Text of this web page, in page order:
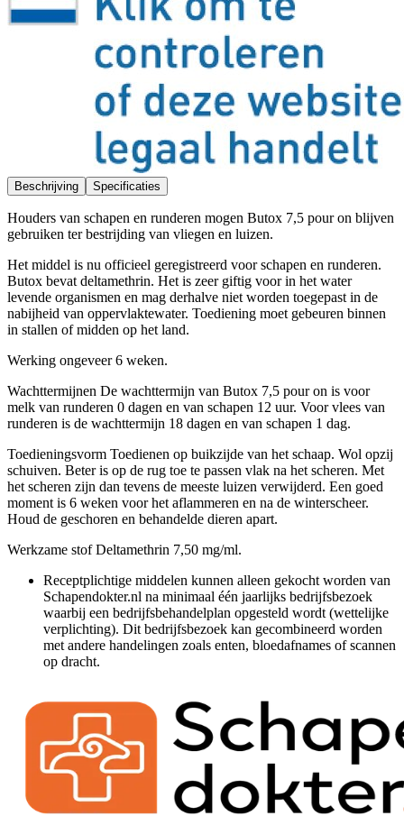
Beschrijving Specificaties
Houders van schapen en runderen mogen Butox 7,5 pour on blijven
gebruiken ter bestrijding van vliegen en luizen.
Het middel is nu officieel geregistreerd voor schapen en runderen.
Butox bevat deltamethrin. Het is zeer giftig voor in het water
levende organismen en mag derhalve niet worden toegepast in de
nabijheid van oppervlaktewater. Toediening moet gebeuren binnen
in stallen of midden op het land.
Werking ongeveer 6 weken.
Wachttermijnen De wachttermijn van Butox 7,5 pour on is voor
melk van runderen 0 dagen en van schapen 12 uur. Voor vlees van
runderen is de wachttermijn 18 dagen en van schapen 1 dag.
Toedieningsvorm Toedienen op buikzijde van het schaap. Wol opzij
schuiven. Beter is op de rug toe te passen vlak na het scheren. Met
het scheren zijn dan tevens de meeste luizen verwijderd. Een goed
moment is 6 weken voor het aflammeren en na de winterscheer.
Houd de geschoren en behandelde dieren apart.
Werkzame stof Deltamethrin 7,50 mg/ml.
Receptplichtige middelen kunnen alleen gekocht worden van
Schapendokter.nl na minimaal één jaarlijks bedrijfsbezoek
waarbij een bedrijfsbehandelplan opgesteld wordt (wettelijke
verplichting). Dit bedrijfsbezoek kan gecombineerd worden
met andere handelingen zoals enten, bloedafnames of scannen
op dracht.